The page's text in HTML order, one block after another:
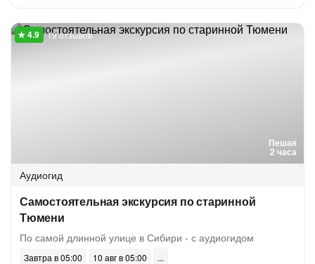
Пешая
2 часа
19 отзывов
Аудиогид
Самостоятельная экскурсия по старинной
Тюмени
По самой длинной улице в Сибири - с аудиогидом
Завтра в 05:00 10 авг в 05:00